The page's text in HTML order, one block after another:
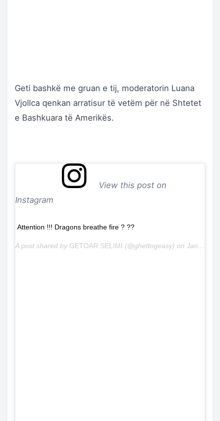
Geti bashkë me gruan e tij, moderatorin Luana
Vjollca qenkan arratisur të vetëm për në Shtetet
e Bashkuara të Amerikës.
View this post on
Instagram
Attention !!! Dragons breathe fire ? ??
A post shared by GETOAR SELIMI (@ghettogeasy) on Jan 2, 2019 at 12:11pm PST